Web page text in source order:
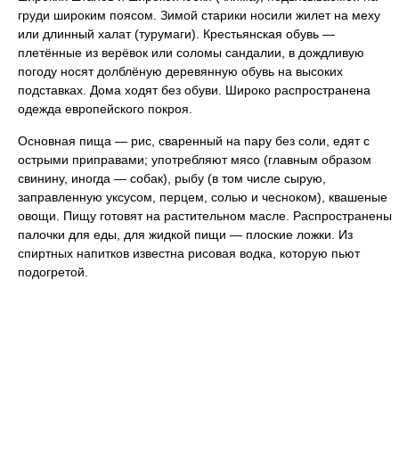
груди широким поясом. Зимой старики носили жилет на меху
или длинный халат (турумаги). Крестьянская обувь —
плетённые из верёвок или соломы сандалии, в дождливую
погоду носят долблёную деревянную обувь на высоких
подставках. Дома ходят без обуви. Широко распространена
одежда европейского покроя.
Основная пища — рис, сваренный на пару без соли, едят с
острыми приправами; употребляют мясо (главным образом
свинину, иногда — собак), рыбу (в том числе сырую,
заправленную уксусом, перцем, солью и чесноком), квашеные
овощи. Пищу готовят на растительном масле. Распространены
палочки для еды, для жидкой пищи — плоские ложки. Из
спиртных напитков известна рисовая водка, которую пьют
подогретой.